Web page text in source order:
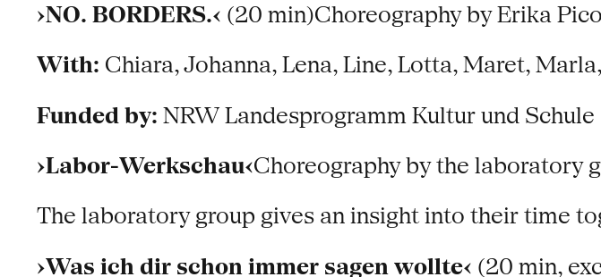
›NO. BORDERS.‹ (20 min)Choreography by Erika Pico
With: Chiara, Johanna, Lena, Line, Lotta, Maret,
Funded by: NRW Landesprogramm Kultur und Schule
›Labor-Werkschau‹Choreography by the laboratory
The laboratory group gives an insight into their time
›Was ich dir schon immer sagen wollte‹ (20 min,